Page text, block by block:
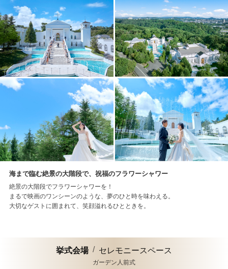
海まで臨む絶景の大階段で、祝福のフラワーシャワー
絶景の大階段でフラワーシャワーを！
まるで映画のワンシーンのような、夢のひと時を味わえる。
大切なゲストに囲まれて、笑顔溢れるひとときを。
挙式会場 セレモニースペース
ガーデン人前式